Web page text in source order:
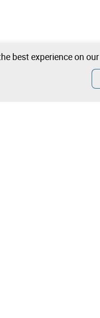
best experience on